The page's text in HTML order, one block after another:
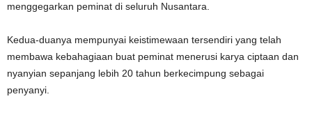
menggegarkan peminat di seluruh Nusantara.
Kedua-duanya mempunyai keistimewaan tersendiri yang telah
membawa kebahagiaan buat peminat menerusi karya ciptaan dan
nyanyian sepanjang lebih 20 tahun berkecimpung sebagai
penyanyi.